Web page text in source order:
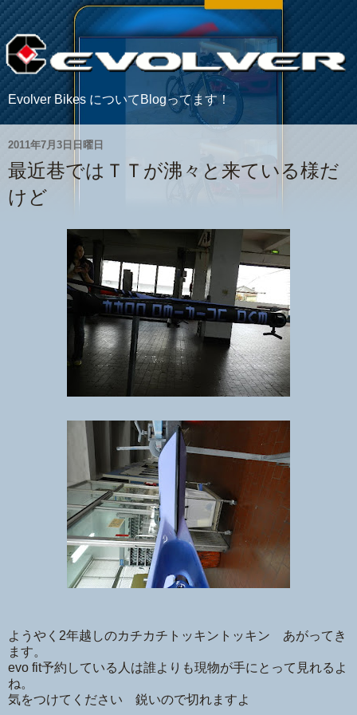
Evolver Bikes についてBlogってます！
2011年7月3日日曜日
最近巷ではＴＴが沸々と来ている様だ
けど
ようやく2年越しのカチカチトッキントッキン あがってき
ます。
evo fit予約している人は誰よりも現物が手にとって見れるよ
ね。
気をつけてください 鋭いので切れますよ